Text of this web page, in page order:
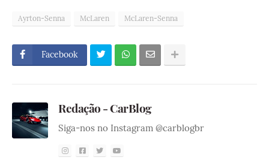
Ayrton-Senna McLaren McLaren-Senna
Facebook
Redação - CarBlog
Siga-nos no Instagram @carblogbr